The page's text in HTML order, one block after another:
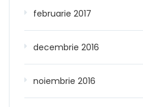
februarie 2017
decembrie 2016
noiembrie 2016